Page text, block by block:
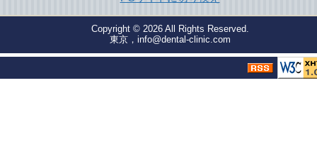
Copyright © 2026 All Rights Reserved.
東京，info@dental-clinic.com